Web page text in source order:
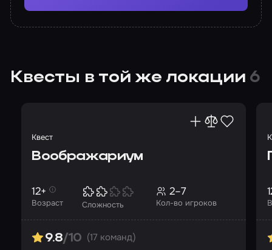
Квесты в той же локации 6
Квест
Воображариум
Возраст
12+
Сложность Кол-во игроков
2–7
9.8/10 (17 команд)